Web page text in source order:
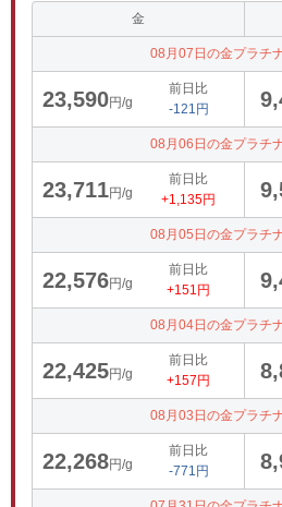
金
08月07日の金プラチ
23,590円/g
前日比
-121円
08月06日の金プラチ
23,711円/g
前日比
+1,135円
08月05日の金プラチ
22,576円/g
前日比
+151円
08月04日の金プラチ
22,425円/g
前日比
+157円
08月03日の金プラチ
22,268円/g
前日比
-771円